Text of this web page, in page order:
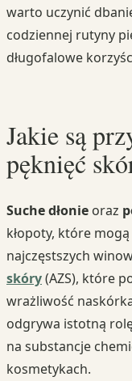
warto uczynić
codziennej rutyny
długofalowe
Jakie są
pęknięć
Suche dłonie oraz
kłopoty, które
najczęstszych
skóry(AZS), które
wrażliwość
odgrywa istotną
na substancje
kosmetykach.